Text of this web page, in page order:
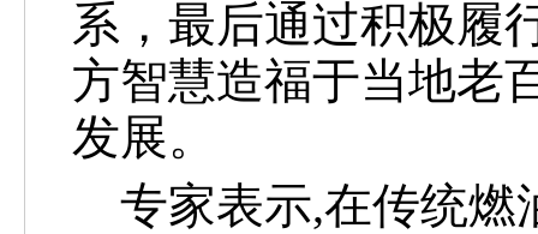
系，最后通过积极履
方智慧造福于当地老
发展。
专家表示,在传统燃